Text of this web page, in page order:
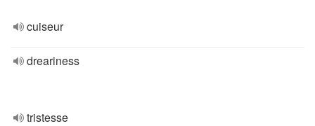
cuiseur
dreariness
tristesse